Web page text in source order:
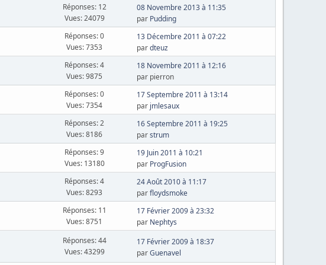
Réponses: 12
Vues: 24079
08 Novembre 2013 à 11:35
par Pudding
Réponses: 0
Vues: 7353
13 Décembre 2011 à 07:22
pardteuz
Réponses: 4
Vues: 9875
18 Novembre 2011 à 12:16
par pierron
Réponses: 0
Vues: 7354
17 Septembre 2011 à 13:14
par jmlesaux
Réponses: 2
Vues: 8186
16 Septembre 2011 à 19:25
parstrum
Réponses: 9
Vues: 13180
19 Juin 2011 à 10:21
par ProgFusion
Réponses: 4
Vues: 8293
24 Août 2010 à 11:17
parfloydsmoke
Réponses: 11
Vues: 8751
17 Février 2009 à 23:32
par Nephtys
Réponses: 44
Vues: 43299
17 Février 2009 à 18:37
parGuenavel